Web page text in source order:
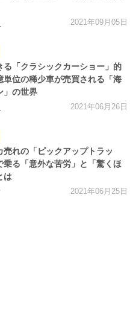
2021年09月05日
る「クラシックカーショー」的
位の稀少車が売買される「海
」の世界
2021年06月26日
売れの「ピックアップトラッ
る「意外な苦労」と「驚くほ
は
2021年06月25日